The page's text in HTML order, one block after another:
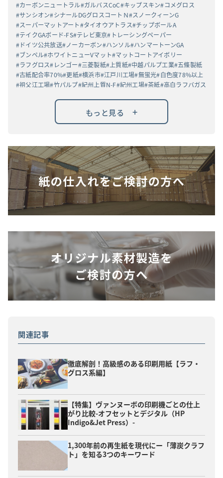
カーボンニュートラル ガルバスCoC キップスキン コメグロス
サンシオン シナールDGグロスコートＮ
スノークィーンG
スーパーマットアート タイオウアトラス チップボールA
テイクGAボード-FS テレビ東京
トレーシングペーパー
ドイツ公共放送 ノーカーボン ハンソル ハンマートーンGA
ブンペル ホワイトニューVマット マットコートアイボリー
ラフグロス レンゴー 三菱製紙 上質紙 中越パルプ工業 五條製紙
古紙配合率70% 更紙 横浜市 江戸川工場 無蛍光 白色度78%以上
祖父江工場 竹パルプ 紀州上質N-F 紀州工場 茶紙 高白ラフバガス
もっと見る +
関連記事
徹底解剖！高級感のある印刷用紙【ラフ・
グロス系編】
【特集】ヴァンヌーボの印刷機ごとの仕上
がり比較-オフセットとデジタル（HP
Indigo&Jet Press）-
1,300年前の再生紙を現代にー「薄炭クラフ
ト」を知る3つのキーワード